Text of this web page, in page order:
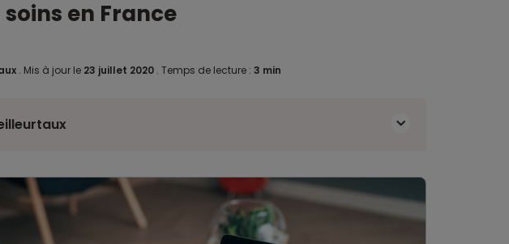
en France
. Mis à jour le 23 juillet 2020 . Temps de lecture : 3 min